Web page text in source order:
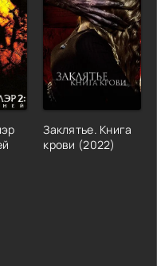
Заклятье. Книга
крови (2022)